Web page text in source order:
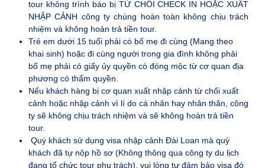
tour không trình báo bị TỪ CHỐI CHECK IN HOẶC XUẤT
NHẬP CẢNH công ty chúng hoàn toàn không chịu trách
nhiệm và không hoàn trả tiền tour.
Trẻ em dưới 15 tuổi phải có bố mẹ đi cùng (Mang theo
khai sinh) hoặc đi cùng người trong gia đình không phải
bố mẹ phải có giấy ủy quyền có đóng mộc từ cơ quan địa
phương có thẩm quyền.
Nếu khách hàng bị cơ quan xuất nhập cảnh từ chối xuất
cảnh hoặc nhập cảnh vì lí do cá nhân hay nhân thân, công
ty sẽ không chịu trách nhiệm và sẽ không hoàn trả tiền
tour.
Quý khách sử dụng visa nhập cảnh Đài Loan mà quý
khách đã tự nộp hồ sơ (Không thông qua công ty du lịch
đang tổ chức tour phụ trách), vui lòng tự đảm bảo visa đó